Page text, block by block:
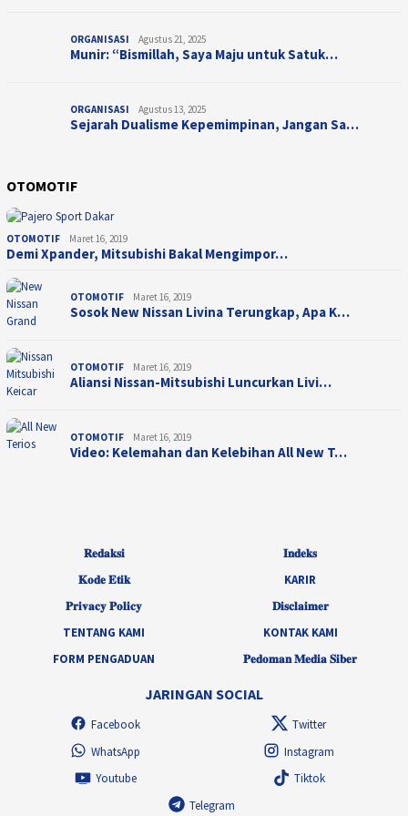
ORGANISASI Agustus 21, 2025
Munir: “Bismillah, Saya Maju untuk Satuk…
ORGANISASI Agustus 13, 2025
Sejarah Dualisme Kepemimpinan, Jangan Sa…
OTOMOTIF
OTOMOTIF Maret 16, 2019
Demi Xpander, Mitsubishi Bakal Mengimpor…
OTOMOTIF Maret 16, 2019
Sosok New Nissan Livina Terungkap, Apa K…
OTOMOTIF Maret 16, 2019
Aliansi Nissan-Mitsubishi Luncurkan Livi…
OTOMOTIF Maret 16, 2019
Video: Kelemahan dan Kelebihan All New T…
𝐑𝐞𝐝𝐚𝐤𝐬𝐢
𝐈𝐧𝐝𝐞𝐤𝐬
𝐊𝐨𝐝𝐞 𝐄𝐭𝐢𝐤
KARIR
𝐏𝐫𝐢𝐯𝐚𝐜𝐲 𝐏𝐨𝐥𝐢𝐜𝐲
𝐃𝐢𝐬𝐜𝐥𝐚𝐢𝐦𝐞𝐫
TENTANG KAMI
KONTAK KAMI
FORM PENGADUAN
𝐏𝐞𝐝𝐨𝐦𝐚𝐧 𝐌𝐞𝐝𝐢𝐚 𝐒𝐢𝐛𝐞𝐫
JARINGAN SOCIAL
Facebook
Twitter
WhatsApp
Instagram
Youtube
Tiktok
Telegram